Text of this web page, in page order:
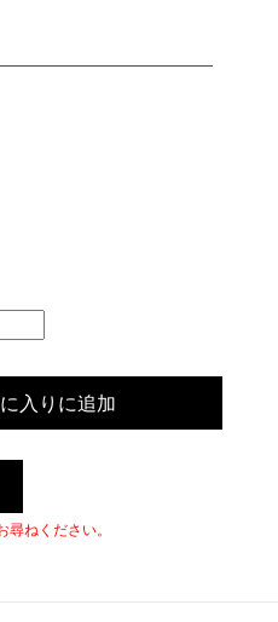
入りに追加
ねください。